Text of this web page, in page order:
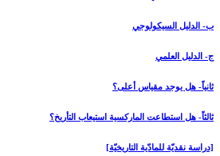
ب- الدليل السيكولوجي
ج- الدليل العلمي
ثانياً- هل يوجد مقياس أعلى؟
ثالثاً- هل استطاعت الماركسية استيعاب التأريخ؟
[دراسة نقديّة للمادّية التاريخيّة]